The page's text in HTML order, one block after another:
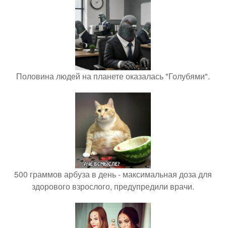
Половина людей на планете оказалась "Голубями".
500 граммов арбуза в день - максимальная доза для
здорового взрослого, предупредили врачи.